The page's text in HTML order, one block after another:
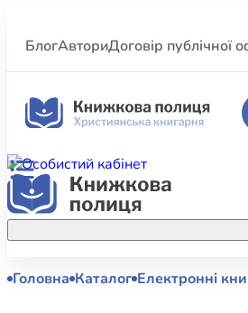
БлогАвториДоговір публічної
Акційні пропозиції
Головна Каталог Електронні